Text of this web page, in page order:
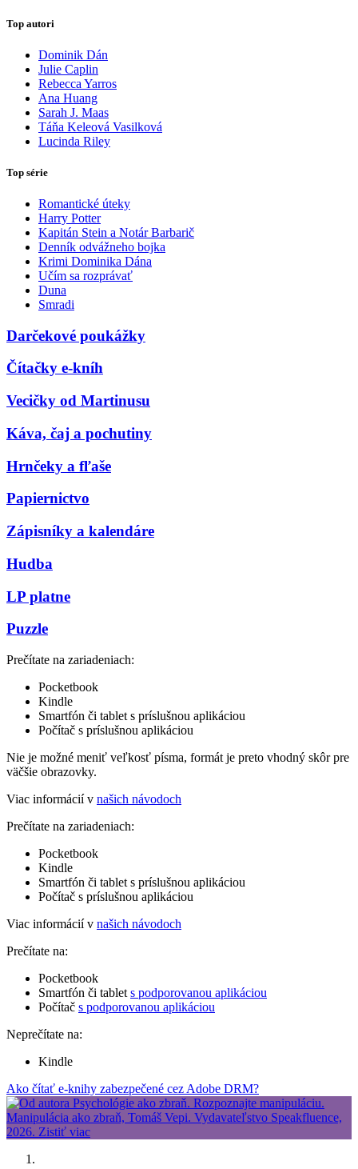
Top autori
Dominik Dán
Julie Caplin
Rebecca Yarros
Ana Huang
Sarah J. Maas
Táňa Keleová Vasilková
Lucinda Riley
Top série
Romantické úteky
Harry Potter
Kapitán Stein a Notár Barbarič
Denník odvážneho bojka
Krimi Dominika Dána
Učím sa rozprávať
Duna
Smradi
Darčekové poukážky
Čítačky e-kníh
Vecičky od Martinusu
Káva, čaj a pochutiny
Hrnčeky a fľaše
Papiernictvo
Zápisníky a kalendáre
Hudba
LP platne
Puzzle
Prečítate na zariadeniach:
Pocketbook
Kindle
Smartfón či tablet s príslušnou aplikáciou
Počítač s príslušnou aplikáciou
Nie je možné meniť veľkosť písma, formát je preto vhodný skôr pre
väčšie obrazovky.
Viac informácií v našich návodoch
Prečítate na zariadeniach:
Pocketbook
Kindle
Smartfón či tablet s príslušnou aplikáciou
Počítač s príslušnou aplikáciou
Viac informácií v našich návodoch
Prečítate na:
Pocketbook
Smartfón či tablet s podporovanou aplikáciou
Počítač s podporovanou aplikáciou
Neprečítate na:
Kindle
Ako čítať e-knihy zabezpečené cez Adobe DRM?